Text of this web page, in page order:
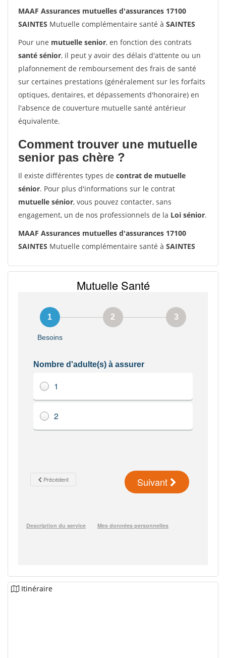
MAAF Assurances mutuelles d'assurances 17100
SAINTES Mutuelle complémentaire santé à SAINTES
Pour une mutuelle senior, en fonction des contrats
santé sénior, il peut y avoir des délais d'attente ou un
plafonnement de remboursement des frais de santé
sur certaines prestations (généralement sur les forfaits
optiques, dentaires, et dépassements d'honoraire) en
l'absence de couverture mutuelle santé antérieur
équivalente.
Comment trouver une mutuelle
senior pas chère ?
Il existe différentes types de contrat de mutuelle
sénior. Pour plus d'informations sur le contrat
mutuelle sénior, vous pouvez contacter, sans
engagement, un de nos professionnels de la Loi sénior.
MAAF Assurances mutuelles d'assurances 17100
SAINTES Mutuelle complémentaire santé à SAINTES
Itinéraire